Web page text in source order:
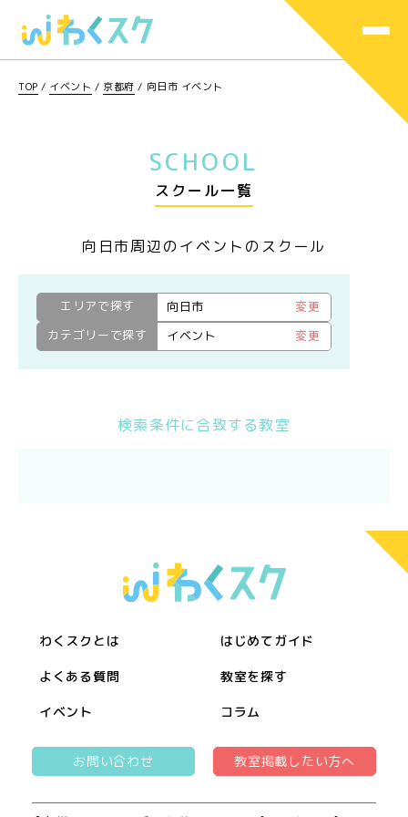
TOP / イベント / 京都府 / 向日市 イベント
SCHOOL
スクール一覧
向日市周辺のイベントのスクール
エリアで探す 向日市
変更
カテゴリーで探す
イベント 変更
検索条件に合致する教室
わくスクとは はじめてガイド
よくある質問 教室を探す
イベント コラム
お問い合わせ 教室掲載したい方へ